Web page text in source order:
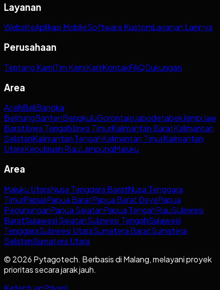
Layanan
WebsiteAplikasi MobileSoftware KustomLayanan Lainnya
Perusahaan
Tentang KamiTim KamiKarirKontakFAQDukungan
Area
AcehBaliBangka
BelitungBantenBengkuluGorontaloJabodetabekJambi
BaratJawa TengahJawa TimurKalimantan BaratKalimantan
SelatanKalimantan TengahKalimantan TimurKalimantan
UtaraKepulauan RiauLampungMaluku
Area
Maluku UtaraNusa Tenggara BaratNusa Tenggara
TimurPapuaPapua BaratPapua Barat DayaPapua
PegununganPapua SelatanPapua TengahRiauSulawesi
BaratSulawesi SelatanSulawesi TengahSulawesi
TenggaraSulawesi UtaraSumatera BaratSumatera
SelatanSumatera Utara
© 2026 Pytagotech. Berbasis di Malang, melayani proyek
prioritas secara jarak jauh.
KetentuanPrivasi